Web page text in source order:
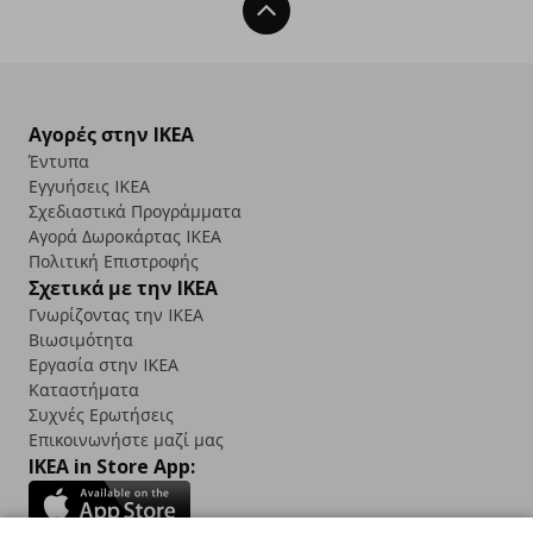
Back To Top
Αγορές στην IKEA
Έντυπα
Εγγυήσεις IKEA
Σχεδιαστικά Προγράμματα
Αγορά Δωρoκάρτας IKEA
Πολιτική Επιστροφής
Σχετικά με την IKEA
Γνωρίζοντας την IKEA
Βιωσιμότητα
Εργασία στην IKEA
Καταστήματα
Συχνές Ερωτήσεις
Επικοινωνήστε μαζί μας
IKEA in Store App: